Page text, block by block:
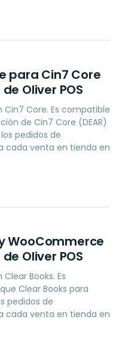
para Cin7 Core
Oliver POS
Cin7 Core. Es compatible
de Cin7 Core (DEAR)
pedidos de
cada venta en tienda en
WooCommerce
Oliver POS
Books. Es
Clear Books para
pedidos de
cada venta en tienda en